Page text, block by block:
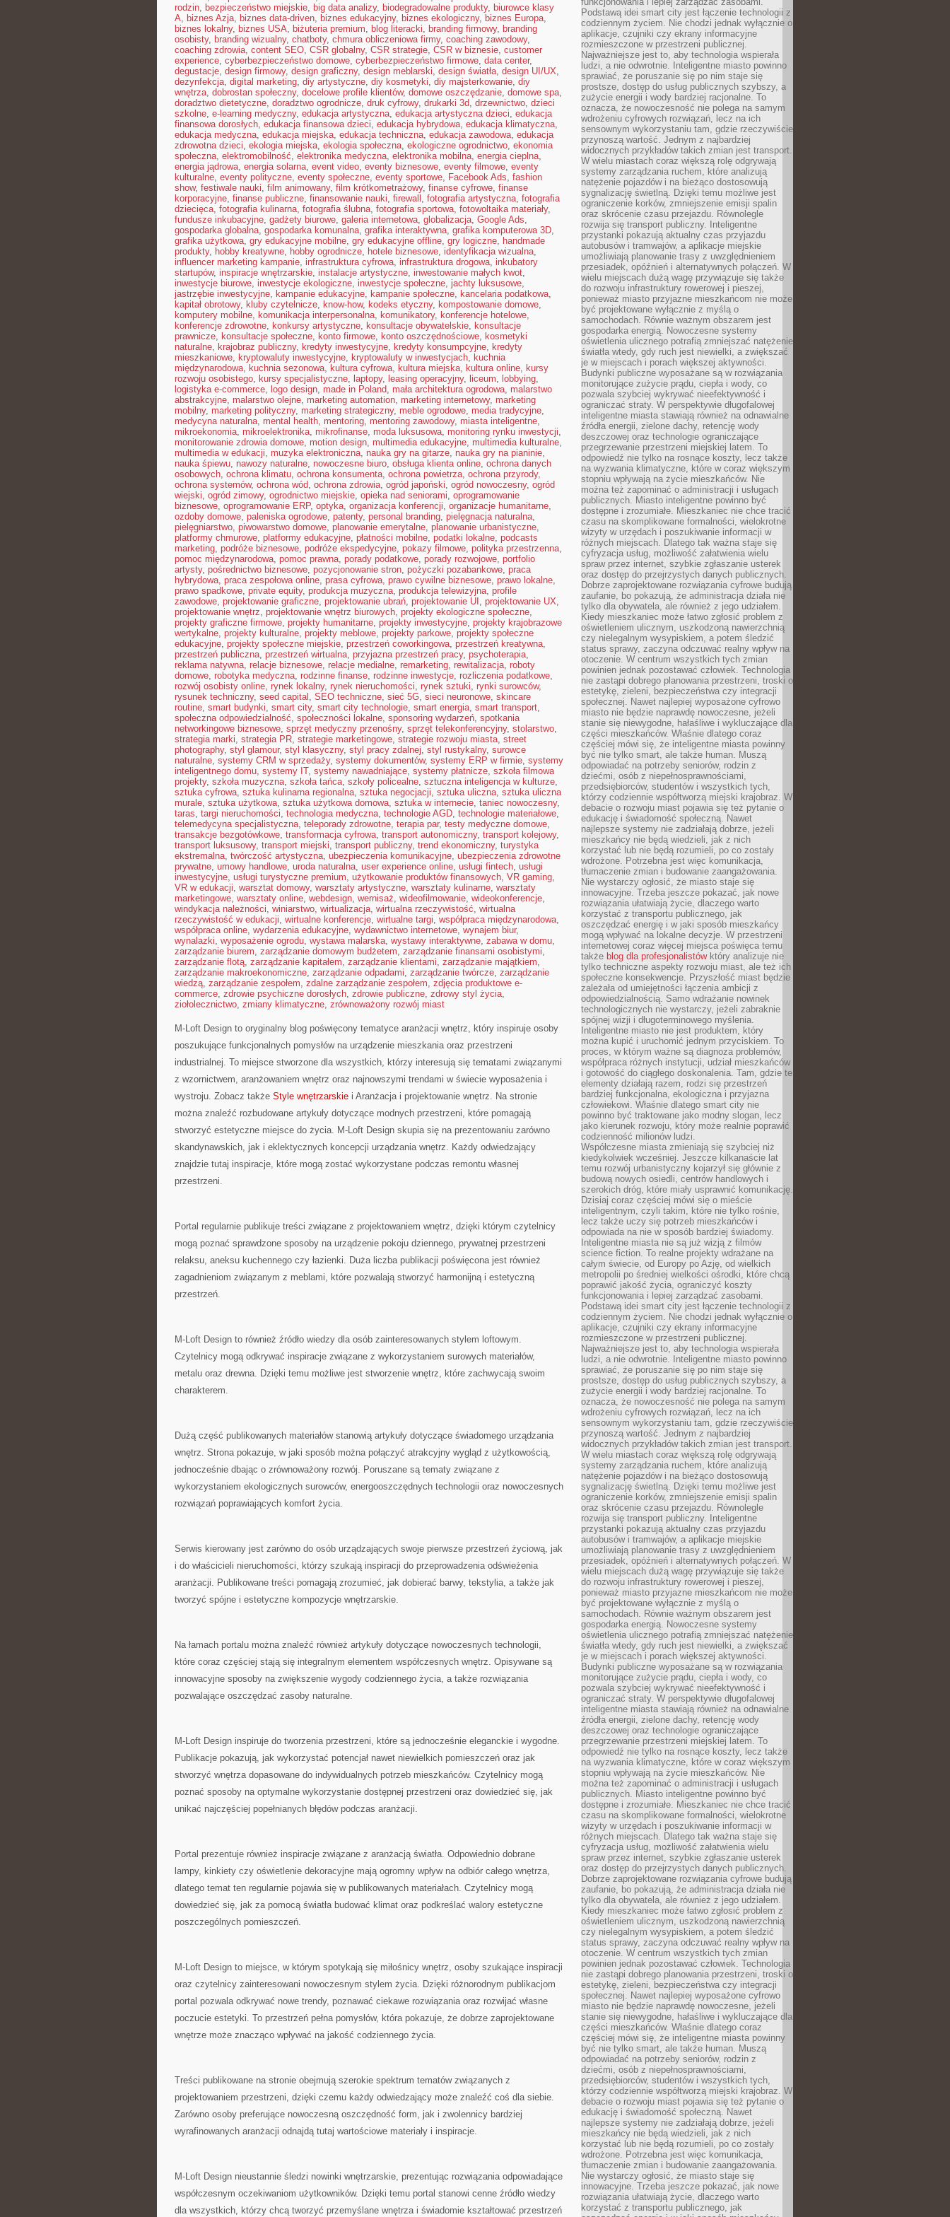
rodzin, bezpieczeństwo miejskie, big data analizy, biodegradowalne produkty, biurowce klasy
A, biznes Azja, biznes data-driven, biznes edukacyjny, biznes ekologiczny, biznes Europa,
biznes lokalny, biznes USA, biżuteria premium, blog literacki, branding firmowy, branding
osobisty, branding wizualny, chatboty, chmura obliczeniowa firmy, coaching zawodowy,
coaching zdrowia, content SEO, CSR globalny, CSR strategie, CSR w biznesie, customer
experience, cyberbezpieczeństwo domowe, cyberbezpieczeństwo firmowe, data center,
degustacje, design firmowy, design graficzny, design meblarski, design światła, design UI/UX,
dezynfekcja, digital marketing, diy artystyczne, diy kosmetyki, diy majsterkowanie, diy
wnętrza, dobrostan społeczny, docelowe profile klientów, domowe oszczędzanie, domowe spa,
doradztwo dietetyczne, doradztwo ogrodnicze, druk cyfrowy, drukarki 3d, drzewnictwo, dzieci
szkolne, e-learning medyczny, edukacja artystyczna, edukacja artystyczna dzieci, edukacja
finansowa dorosłych, edukacja finansowa dzieci, edukacja hybrydowa, edukacja klimatyczna,
edukacja medyczna, edukacja miejska, edukacja techniczna, edukacja zawodowa, edukacja
zdrowotna dzieci, ekologia miejska, ekologia społeczna, ekologiczne ogrodnictwo, ekonomia
społeczna, elektromobilność, elektronika medyczna, elektronika mobilna, energia cieplna,
energia jądrowa, energia solarna, event video, eventy biznesowe, eventy filmowe, eventy
kulturalne, eventy polityczne, eventy społeczne, eventy sportowe, Facebook Ads, fashion
show, festiwale nauki, film animowany, film krótkometrażowy, finanse cyfrowe, finanse
korporacyjne, finanse publiczne, finansowanie nauki, firewall , fotografia artystyczna, fotografia
dziecięca, fotografia kulinarna, fotografia ślubna, fotografia sportowa, fotowoltaika materiały,
fundusze inkubacyjne, gadżety biurowe, galeria internetowa, globalizacja, Google Ads,
gospodarka globalna, gospodarka komunalna, grafika interaktywna, grafika komputerowa 3D,
grafika użytkowa, gry edukacyjne mobilne, gry edukacyjne offline, gry logiczne, handmade
produkty, hobby kreatywne, hobby ogrodnicze, hotele biznesowe, identyfikacja wizualna,
influencer marketing kampanie, infrastruktura cyfrowa, infrastruktura drogowa, inkubatory
startupów, inspiracje wnętrzarskie, instalacje artystyczne, inwestowanie małych kwot,
inwestycje biurowe, inwestycje ekologiczne, inwestycje społeczne, jachty luksusowe,
jastrzębie inwestycyjne, kampanie edukacyjne, kampanie społeczne, kancelaria podatkowa,
kapitał obrotowy, kluby czytelnicze, know-how, kodeks etyczny, kompostowanie domowe,
komputery mobilne, komunikacja interpersonalna, komunikatory, konferencje hotelowe,
konferencje zdrowotne, konkursy artystyczne, konsultacje obywatelskie, konsultacje
prawnicze, konsultacje społeczne, konto firmowe, konto oszczędnościowe, kosmetyki
naturalne, krajobraz publiczny, kredyty inwestycyjne, kredyty konsumpcyjne, kredyty
mieszkaniowe, kryptowaluty inwestycyjne, kryptowaluty w inwestycjach, kuchnia
międzynarodowa, kuchnia sezonowa, kultura cyfrowa, kultura miejska, kultura online, kursy
rozwoju osobistego, kursy specjalistyczne, laptopy, leasing operacyjny, liceum, lobbying,
logistyka e-commerce, logo design, made in Poland, mała architektura ogrodowa, malarstwo
abstrakcyjne, malarstwo olejne, marketing automation, marketing internetowy, marketing
mobilny, marketing polityczny, marketing strategiczny, meble ogrodowe, media tradycyjne,
medycyna naturalna, mental health, mentoring, mentoring zawodowy, miasta inteligentne,
mikroekonomia, mikroelektronika, mikrofinanse, moda luksusowa, monitoring rynku inwestycji,
monitorowanie zdrowia domowe, motion design, multimedia edukacyjne, multimedia kulturalne,
multimedia w edukacji, muzyka elektroniczna, nauka gry na gitarze, nauka gry na pianinie,
nauka śpiewu, nawozy naturalne, nowoczesne biuro, obsługa klienta online, ochrona danych
osobowych, ochrona klimatu, ochrona konsumenta, ochrona powietrza, ochrona przyrody,
ochrona systemów, ochrona wód, ochrona zdrowia, ogród japoński, ogród nowoczesny, ogród
wiejski, ogród zimowy, ogrodnictwo miejskie, opieka nad seniorami, oprogramowanie
biznesowe, oprogramowanie ERP, optyka, organizacja konferencji, organizacje humanitarne,
ozdoby domowe, paleniska ogrodowe, patenty, personal branding, pielęgnacja naturalna,
pielęgniarstwo, piwowarstwo domowe, planowanie emerytalne, planowanie urbanistyczne,
platformy chmurowe, platformy edukacyjne, płatności mobilne, podatki lokalne, podcasts
marketing, podróże biznesowe, podróże ekspedycyjne, pokazy filmowe, polityka przestrzenna,
pomoc międzynarodowa, pomoc prawna, porady podatkowe, porady rozwojowe, portfolio
artysty, pośrednictwo biznesowe, pozycjonowanie stron, pożyczki pozabankowe, praca
hybrydowa, praca zespołowa online, prasa cyfrowa, prawo cywilne biznesowe, prawo lokalne,
prawo spadkowe, private equity, produkcja muzyczna, produkcja telewizyjna, profile
zawodowe, projektowanie graficzne, projektowanie ubrań, projektowanie UI , projektowanie UX,
projektowanie wnętrz, projektowanie wnętrz biurowych, projekty ekologiczne społeczne,
projekty graficzne firmowe, projekty humanitarne, projekty inwestycyjne, projekty krajobrazowe
wertykalne, projekty kulturalne, projekty meblowe, projekty parkowe, projekty społeczne
edukacyjne, projekty społeczne miejskie, przestrzeń coworkingowa, przestrzeń kreatywna,
przestrzeń publiczna, przestrzeń wirtualna, przyjazna przestrzeń pracy, psychoterapia,
reklama natywna, relacje biznesowe, relacje medialne, remarketing, rewitalizacja, roboty
domowe, robotyka medyczna, rodzinne finanse, rodzinne inwestycje, rozliczenia podatkowe,
rozwój osobisty online, rynek lokalny, rynek nieruchomości, rynek sztuki, rynki surowców,
rysunek techniczny, seed capital , SEO techniczne, sieć 5G, sieci neuronowe, skincare
routine, smart budynki, smart city, smart city technologie, smart energia, smart transport,
społeczna odpowiedzialność, społeczności lokalne, sponsoring wydarzeń, spotkania
networkingowe biznesowe, sprzęt medyczny przenośny, sprzęt telekonferencyjny, stolarstwo,
strategia marki, strategia PR, strategie marketingowe, strategie rozwoju miasta, street
photography, styl glamour, styl klasyczny, styl pracy zdalnej, styl rustykalny, surowce
naturalne, systemy CRM w sprzedaży, systemy dokumentów, systemy ERP w firmie, systemy
inteligentnego domu, systemy IT, systemy nawadniające, systemy płatnicze, szkoła filmowa
projekty, szkoła muzyczna, szkoła tańca, szkoły policealne, sztuczna inteligencja w kulturze,
sztuka cyfrowa, sztuka kulinarna regionalna, sztuka negocjacji, sztuka uliczna, sztuka uliczna
murale, sztuka użytkowa, sztuka użytkowa domowa, sztuka w internecie, taniec nowoczesny,
taras, targi nieruchomości, technologia medyczna, technologie AGD, technologie materiałowe,
telemedycyna specjalistyczna, teleporady zdrowotne, terapia par, testy medyczne domowe,
transakcje bezgotówkowe, transformacja cyfrowa, transport autonomiczny, transport kolejowy,
transport luksusowy, transport miejski, transport publiczny, trend ekonomiczny, turystyka
ekstremalna, twórczość artystyczna, ubezpieczenia komunikacyjne, ubezpieczenia zdrowotne
prywatne, umowy handlowe, uroda naturalna, user experience online, usługi fintech, usługi
inwestycyjne, usługi turystyczne premium, użytkowanie produktów finansowych, VR gaming,
VR w edukacji, warsztat domowy, warsztaty artystyczne, warsztaty kulinarne, warsztaty
marketingowe, warsztaty online, webdesign, wernisaż, wideofilmowanie, wideokonferencje,
windykacja należności, winiarstwo, wirtualizacja, wirtualna rzeczywistość, wirtualna
rzeczywistość w edukacji, wirtualne konferencje, wirtualne targi, współpraca międzynarodowa,
współpraca online, wydarzenia edukacyjne, wydawnictwo internetowe, wynajem biur,
wynalazki, wyposażenie ogrodu, wystawa malarska, wystawy interaktywne, zabawa w domu,
zarządzanie biurem, zarządzanie domowym budżetem, zarządzanie finansami osobistymi,
zarządzanie flotą, zarządzanie kapitałem, zarządzanie klientami, zarządzanie majątkiem,
zarządzanie makroekonomiczne, zarządzanie odpadami, zarządzanie twórcze, zarządzanie
wiedzą, zarządzanie zespołem, zdalne zarządzanie zespołem, zdjęcia produktowe e-
commerce, zdrowie psychiczne dorosłych, zdrowie publiczne, zdrowy styl życia,
ziołolecznictwo, zmiany klimatyczne, zrównoważony rozwój miast
M-Loft Design to oryginalny blog poświęcony tematyce aranżacji wnętrz, który inspiruje osoby
poszukujące funkcjonalnych pomysłów na urządzenie mieszkania oraz przestrzeni
industrialnej. To miejsce stworzone dla wszystkich, którzy interesują się tematami związanymi
z wzornictwem, aranżowaniem wnętrz oraz najnowszymi trendami w świecie wyposażenia i
wystroju. Zobacz także Style wnętrzarskie i Aranżacja i projektowanie wnętrz. Na stronie
można znaleźć rozbudowane artykuły dotyczące modnych przestrzeni, które pomagają
stworzyć estetyczne miejsce do życia. M-Loft Design skupia się na prezentowaniu zarówno
skandynawskich, jak i eklektycznych koncepcji urządzania wnętrz. Każdy odwiedzający
znajdzie tutaj inspiracje, które mogą zostać wykorzystane podczas remontu własnej
przestrzeni.
Portal regularnie publikuje treści związane z projektowaniem wnętrz, dzięki którym czytelnicy
mogą poznać sprawdzone sposoby na urządzenie pokoju dziennego, prywatnej przestrzeni
relaksu, aneksu kuchennego czy łazienki. Duża liczba publikacji poświęcona jest również
zagadnieniom związanym z meblami, które pozwalają stworzyć harmonijną i estetyczną
przestrzeń.
M-Loft Design to również źródło wiedzy dla osób zainteresowanych stylem loftowym.
Czytelnicy mogą odkrywać inspiracje związane z wykorzystaniem surowych materiałów,
metalu oraz drewna. Dzięki temu możliwe jest stworzenie wnętrz, które zachwycają swoim
charakterem.
Dużą część publikowanych materiałów stanowią artykuły dotyczące świadomego urządzania
wnętrz. Strona pokazuje, w jaki sposób można połączyć atrakcyjny wygląd z użytkowością,
jednocześnie dbając o zrównoważony rozwój. Poruszane są tematy związane z
wykorzystaniem ekologicznych surowców, energooszczędnych technologii oraz nowoczesnych
rozwiązań poprawiających komfort życia.
Serwis kierowany jest zarówno do osób urządzających swoje pierwsze przestrzeń życiową, jak
i do właścicieli nieruchomości, którzy szukają inspiracji do przeprowadzenia odświeżenia
aranżacji. Publikowane treści pomagają zrozumieć, jak dobierać barwy, tekstylia, a także jak
tworzyć spójne i estetyczne kompozycje wnętrzarskie.
Na łamach portalu można znaleźć również artykuły dotyczące nowoczesnych technologii,
które coraz częściej stają się integralnym elementem współczesnych wnętrz. Opisywane są
innowacyjne sposoby na zwiększenie wygody codziennego życia, a także rozwiązania
pozwalające oszczędzać zasoby naturalne.
M-Loft Design inspiruje do tworzenia przestrzeni, które są jednocześnie eleganckie i wygodne.
Publikacje pokazują, jak wykorzystać potencjał nawet niewielkich pomieszczeń oraz jak
stworzyć wnętrza dopasowane do indywidualnych potrzeb mieszkańców. Czytelnicy mogą
poznać sposoby na optymalne wykorzystanie dostępnej przestrzeni oraz dowiedzieć się, jak
unikać najczęściej popełnianych błędów podczas aranżacji.
Portal prezentuje również inspiracje związane z aranżacją światła. Odpowiednio dobrane
lampy, kinkiety czy oświetlenie dekoracyjne mają ogromny wpływ na odbiór całego wnętrza,
dlatego temat ten regularnie pojawia się w publikowanych materiałach. Czytelnicy mogą
dowiedzieć się, jak za pomocą światła budować klimat oraz podkreślać walory estetyczne
poszczególnych pomieszczeń.
M-Loft Design to miejsce, w którym spotykają się miłośnicy wnętrz, osoby szukające inspiracji
oraz czytelnicy zainteresowani nowoczesnym stylem życia. Dzięki różnorodnym publikacjom
portal pozwala odkrywać nowe trendy, poznawać ciekawe rozwiązania oraz rozwijać własne
poczucie estetyki. To przestrzeń pełna pomysłów, która pokazuje, że dobrze zaprojektowane
wnętrze może znacząco wpływać na jakość codziennego życia.
Treści publikowane na stronie obejmują szerokie spektrum tematów związanych z
projektowaniem przestrzeni, dzięki czemu każdy odwiedzający może znaleźć coś dla siebie.
Zarówno osoby preferujące nowoczesną oszczędność form, jak i zwolennicy bardziej
wyrafinowanych aranżacji odnajdą tutaj wartościowe materiały i inspiracje.
M-Loft Design nieustannie śledzi nowinki wnętrzarskie, prezentując rozwiązania odpowiadające
współczesnym oczekiwaniom użytkowników. Dzięki temu portal stanowi cenne źródło wiedzy
dla wszystkich, którzy chcą tworzyć przemyślane wnętrza i świadomie kształtować przestrzeń
Podstawą idei smart city jest łączenie technologii z
codziennym życiem. Nie chodzi jednak wyłącznie o
aplikacje, czujniki czy ekrany informacyjne
rozmieszczone w przestrzeni publicznej.
Najważniejsze jest to, aby technologia wspierała
ludzi, a nie odwrotnie. Inteligentne miasto powinno
sprawiać, że poruszanie się po nim staje się
prostsze, dostęp do usług publicznych szybszy, a
zużycie energii i wody bardziej racjonalne. To
oznacza, że nowoczesność nie polega na samym
wdrożeniu cyfrowych rozwiązań, lecz na ich
sensownym wykorzystaniu tam, gdzie rzeczywiście
przynoszą wartość. Jednym z najbardziej
widocznych przykładów takich zmian jest transport.
W wielu miastach coraz większą rolę odgrywają
systemy zarządzania ruchem, które analizują
natężenie pojazdów i na bieżąco dostosowują
sygnalizację świetlną. Dzięki temu możliwe jest
ograniczenie korków, zmniejszenie emisji spalin
oraz skrócenie czasu przejazdu. Równolegle
rozwija się transport publiczny. Inteligentne
przystanki pokazują aktualny czas przyjazdu
autobusów i tramwajów, a aplikacje miejskie
umożliwiają planowanie trasy z uwzględnieniem
przesiadek, opóźnień i alternatywnych połączeń. W
wielu miejscach dużą wagę przywiązuje się także
do rozwoju infrastruktury rowerowej i pieszej,
ponieważ miasto przyjazne mieszkańcom nie może
być projektowane wyłącznie z myślą o
samochodach. Równie ważnym obszarem jest
gospodarka energią. Nowoczesne systemy
oświetlenia ulicznego potrafią zmniejszać natężenie
światła wtedy, gdy ruch jest niewielki, a zwiększać
je w miejscach i porach większej aktywności.
Budynki publiczne wyposażane są w rozwiązania
monitorujące zużycie prądu, ciepła i wody, co
pozwala szybciej wykrywać nieefektywność i
ograniczać straty. W perspektywie długofalowej
inteligentne miasta stawiają również na odnawialne
źródła energii, zielone dachy, retencję wody
deszczowej oraz technologie ograniczające
przegrzewanie przestrzeni miejskiej latem. To
odpowiedź nie tylko na rosnące koszty, lecz także
na wyzwania klimatyczne, które w coraz większym
stopniu wpływają na życie mieszkańców. Nie
można też zapominać o administracji i usługach
publicznych. Miasto inteligentne powinno być
dostępne i zrozumiałe. Mieszkaniec nie chce tracić
czasu na skomplikowane formalności, wielokrotne
wizyty w urzędach i poszukiwanie informacji w
różnych miejscach. Dlatego tak ważna staje się
cyfryzacja usług, możliwość załatwienia wielu
spraw przez internet, szybkie zgłaszanie usterek
oraz dostęp do przejrzystych danych publicznych.
Dobrze zaprojektowane rozwiązania cyfrowe budują
zaufanie, bo pokazują, że administracja działa nie
tylko dla obywatela, ale również z jego udziałem.
Kiedy mieszkaniec może łatwo zgłosić problem z
oświetleniem ulicznym, uszkodzoną nawierzchnią
czy nielegalnym wysypiskiem, a potem śledzić
status sprawy, zaczyna odczuwać realny wpływ na
otoczenie. W centrum wszystkich tych zmian
powinien jednak pozostawać człowiek. Technologia
nie zastąpi dobrego planowania przestrzeni, troski o
estetykę, zieleni, bezpieczeństwa czy integracji
społecznej. Nawet najlepiej wyposażone cyfrowo
miasto nie będzie naprawdę nowoczesne, jeżeli
stanie się niewygodne, hałaśliwe i wykluczające dla
części mieszkańców. Właśnie dlatego coraz
częściej mówi się, że inteligentne miasta powinny
być nie tylko smart, ale także human. Muszą
odpowiadać na potrzeby seniorów, rodzin z
dziećmi, osób z niepełnosprawnościami,
przedsiębiorców, studentów i wszystkich tych,
którzy codziennie współtworzą miejski krajobraz. W
debacie o rozwoju miast pojawia się też pytanie o
edukację i świadomość społeczną. Nawet
najlepsze systemy nie zadziałają dobrze, jeżeli
mieszkańcy nie będą wiedzieli, jak z nich
korzystać lub nie będą rozumieli, po co zostały
wdrożone. Potrzebna jest więc komunikacja,
tłumaczenie zmian i budowanie zaangażowania.
Nie wystarczy ogłosić, że miasto staje się
innowacyjne. Trzeba jeszcze pokazać, jak nowe
rozwiązania ułatwiają życie, dlaczego warto
korzystać z transportu publicznego, jak
oszczędzać energię i w jaki sposób mieszkańcy
mogą wpływać na lokalne decyzje. W przestrzeni
internetowej coraz więcej miejsca poświęca temu
także blog dla profesjonalistówktóry analizuje nie
tylko techniczne aspekty rozwoju miast, ale też ich
społeczne konsekwencje. Przyszłość miast będzie
zależała od umiejętności łączenia ambicji z
odpowiedzialnością. Samo wdrażanie nowinek
technologicznych nie wystarczy, jeżeli zabraknie
spójnej wizji i długoterminowego myślenia.
Inteligentne miasto nie jest produktem, który
można kupić i uruchomić jednym przyciskiem. To
proces, w którym ważne są diagnoza problemów,
współpraca różnych instytucji, udział mieszkańców
i gotowość do ciągłego doskonalenia. Tam, gdzie te
elementy działają razem, rodzi się przestrzeń
bardziej funkcjonalna, ekologiczna i przyjazna
człowiekowi. Właśnie dlatego smart city nie
powinno być traktowane jako modny slogan, lecz
jako kierunek rozwoju, który może realnie poprawić
codzienność milionów ludzi.
Współczesne miasta zmieniają się szybciej niż
kiedykolwiek wcześniej. Jeszcze kilkanaście lat
temu rozwój urbanistyczny kojarzył się głównie z
budową nowych osiedli, centrów handlowych i
szerokich dróg, które miały usprawnić komunikację.
Dzisiaj coraz częściej mówi się o mieście
inteligentnym, czyli takim, które nie tylko rośnie,
lecz także uczy się potrzeb mieszkańców i
odpowiada na nie w sposób bardziej świadomy.
Inteligentne miasta nie są już wizją z filmów
science fiction. To realne projekty wdrażane na
całym świecie, od Europy po Azję, od wielkich
metropolii po średniej wielkości ośrodki, które chcą
poprawić jakość życia, ograniczyć koszty
funkcjonowania i lepiej zarządzać zasobami.
Podstawą idei smart city jest łączenie technologii z
codziennym życiem. Nie chodzi jednak wyłącznie o
aplikacje, czujniki czy ekrany informacyjne
rozmieszczone w przestrzeni publicznej.
Najważniejsze jest to, aby technologia wspierała
ludzi, a nie odwrotnie. Inteligentne miasto powinno
sprawiać, że poruszanie się po nim staje się
prostsze, dostęp do usług publicznych szybszy, a
zużycie energii i wody bardziej racjonalne. To
oznacza, że nowoczesność nie polega na samym
wdrożeniu cyfrowych rozwiązań, lecz na ich
sensownym wykorzystaniu tam, gdzie rzeczywiście
przynoszą wartość. Jednym z najbardziej
widocznych przykładów takich zmian jest transport.
W wielu miastach coraz większą rolę odgrywają
systemy zarządzania ruchem, które analizują
natężenie pojazdów i na bieżąco dostosowują
sygnalizację świetlną. Dzięki temu możliwe jest
ograniczenie korków, zmniejszenie emisji spalin
oraz skrócenie czasu przejazdu. Równolegle
rozwija się transport publiczny. Inteligentne
przystanki pokazują aktualny czas przyjazdu
autobusów i tramwajów, a aplikacje miejskie
umożliwiają planowanie trasy z uwzględnieniem
przesiadek, opóźnień i alternatywnych połączeń. W
wielu miejscach dużą wagę przywiązuje się także
do rozwoju infrastruktury rowerowej i pieszej,
ponieważ miasto przyjazne mieszkańcom nie może
być projektowane wyłącznie z myślą o
samochodach. Równie ważnym obszarem jest
gospodarka energią. Nowoczesne systemy
oświetlenia ulicznego potrafią zmniejszać natężenie
światła wtedy, gdy ruch jest niewielki, a zwiększać
je w miejscach i porach większej aktywności.
Budynki publiczne wyposażane są w rozwiązania
monitorujące zużycie prądu, ciepła i wody, co
pozwala szybciej wykrywać nieefektywność i
ograniczać straty. W perspektywie długofalowej
inteligentne miasta stawiają również na odnawialne
źródła energii, zielone dachy, retencję wody
deszczowej oraz technologie ograniczające
przegrzewanie przestrzeni miejskiej latem. To
odpowiedź nie tylko na rosnące koszty, lecz także
na wyzwania klimatyczne, które w coraz większym
stopniu wpływają na życie mieszkańców. Nie
można też zapominać o administracji i usługach
publicznych. Miasto inteligentne powinno być
dostępne i zrozumiałe. Mieszkaniec nie chce tracić
czasu na skomplikowane formalności, wielokrotne
wizyty w urzędach i poszukiwanie informacji w
różnych miejscach. Dlatego tak ważna staje się
cyfryzacja usług, możliwość załatwienia wielu
spraw przez internet, szybkie zgłaszanie usterek
oraz dostęp do przejrzystych danych publicznych.
Dobrze zaprojektowane rozwiązania cyfrowe budują
zaufanie, bo pokazują, że administracja działa nie
tylko dla obywatela, ale również z jego udziałem.
Kiedy mieszkaniec może łatwo zgłosić problem z
oświetleniem ulicznym, uszkodzoną nawierzchnią
czy nielegalnym wysypiskiem, a potem śledzić
status sprawy, zaczyna odczuwać realny wpływ na
otoczenie. W centrum wszystkich tych zmian
powinien jednak pozostawać człowiek. Technologia
nie zastąpi dobrego planowania przestrzeni, troski o
estetykę, zieleni, bezpieczeństwa czy integracji
społecznej. Nawet najlepiej wyposażone cyfrowo
miasto nie będzie naprawdę nowoczesne, jeżeli
stanie się niewygodne, hałaśliwe i wykluczające dla
części mieszkańców. Właśnie dlatego coraz
częściej mówi się, że inteligentne miasta powinny
być nie tylko smart, ale także human. Muszą
odpowiadać na potrzeby seniorów, rodzin z
dziećmi, osób z niepełnosprawnościami,
przedsiębiorców, studentów i wszystkich tych,
którzy codziennie współtworzą miejski krajobraz. W
debacie o rozwoju miast pojawia się też pytanie o
edukację i świadomość społeczną. Nawet
najlepsze systemy nie zadziałają dobrze, jeżeli
mieszkańcy nie będą wiedzieli, jak z nich
korzystać lub nie będą rozumieli, po co zostały
wdrożone. Potrzebna jest więc komunikacja,
tłumaczenie zmian i budowanie zaangażowania.
Nie wystarczy ogłosić, że miasto staje się
innowacyjne. Trzeba jeszcze pokazać, jak nowe
rozwiązania ułatwiają życie, dlaczego warto
korzystać z transportu publicznego, jak